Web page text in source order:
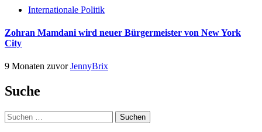
Internationale Politik
Zohran Mamdani wird neuer Bürgermeister von New York
City
9 Monaten zuvorJennyBrix
Suche
Suchen
nach: